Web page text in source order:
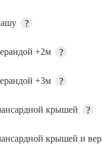
?
+2м ?
+3м ?
крышей ?
крышей и